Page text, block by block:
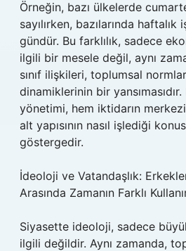
Örneğin, bazı ülkelerde
sayılırken, bazılarında
gündür. Bu farklılık, sadece
ilgili bir mesele değil, aynı
sınıf ilişkileri, toplumsal
dinamiklerinin bir
yönetimi, hem iktidarın
alt yapısının nasıl işlediği
göstergedir.
İdeoloji ve Vatandaşlık:
Arasında Zamanın Farklı
Siyasette ideoloji, sadece
ilgili değildir. Aynı zamanda,